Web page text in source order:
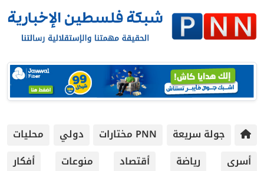
جولة سريعة PNN مختارات دولي
محليات
أسرى
رياضة أقتصاد منوعات
أفكار